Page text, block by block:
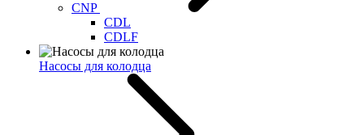
CNP
CDL
CDLF
Насосы для колодца